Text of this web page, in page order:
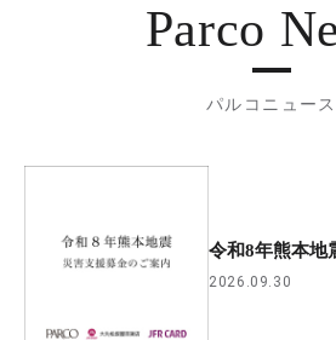
Parco
パルコニュース
令和8年熊本地
2026.09.30